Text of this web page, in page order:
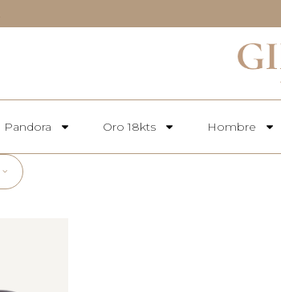
Pandora Oro 18kts Hombre